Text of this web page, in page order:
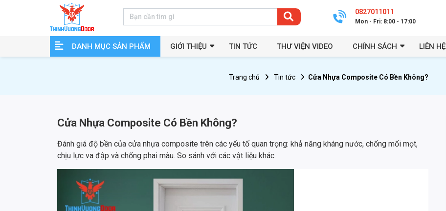
0827011011
Mon - Fri: 8:00 - 17:00
DANH MỤC SẢN PHẨM GIỚI THIỆU TIN TỨC THƯ VIỆN VIDEO CHÍNH SÁCH LIÊN HỆ
Trang chủ Tin tức Cửa Nhựa Composite Có Bền Không?
Cửa Nhựa Composite Có Bền Không?
Đánh giá độ bền của cửa nhựa composite trên các yếu tố quan trọng: khả năng kháng nước, chống mối mọt,
chịu lực va đập và chống phai màu. So sánh với các vật liệu khác.